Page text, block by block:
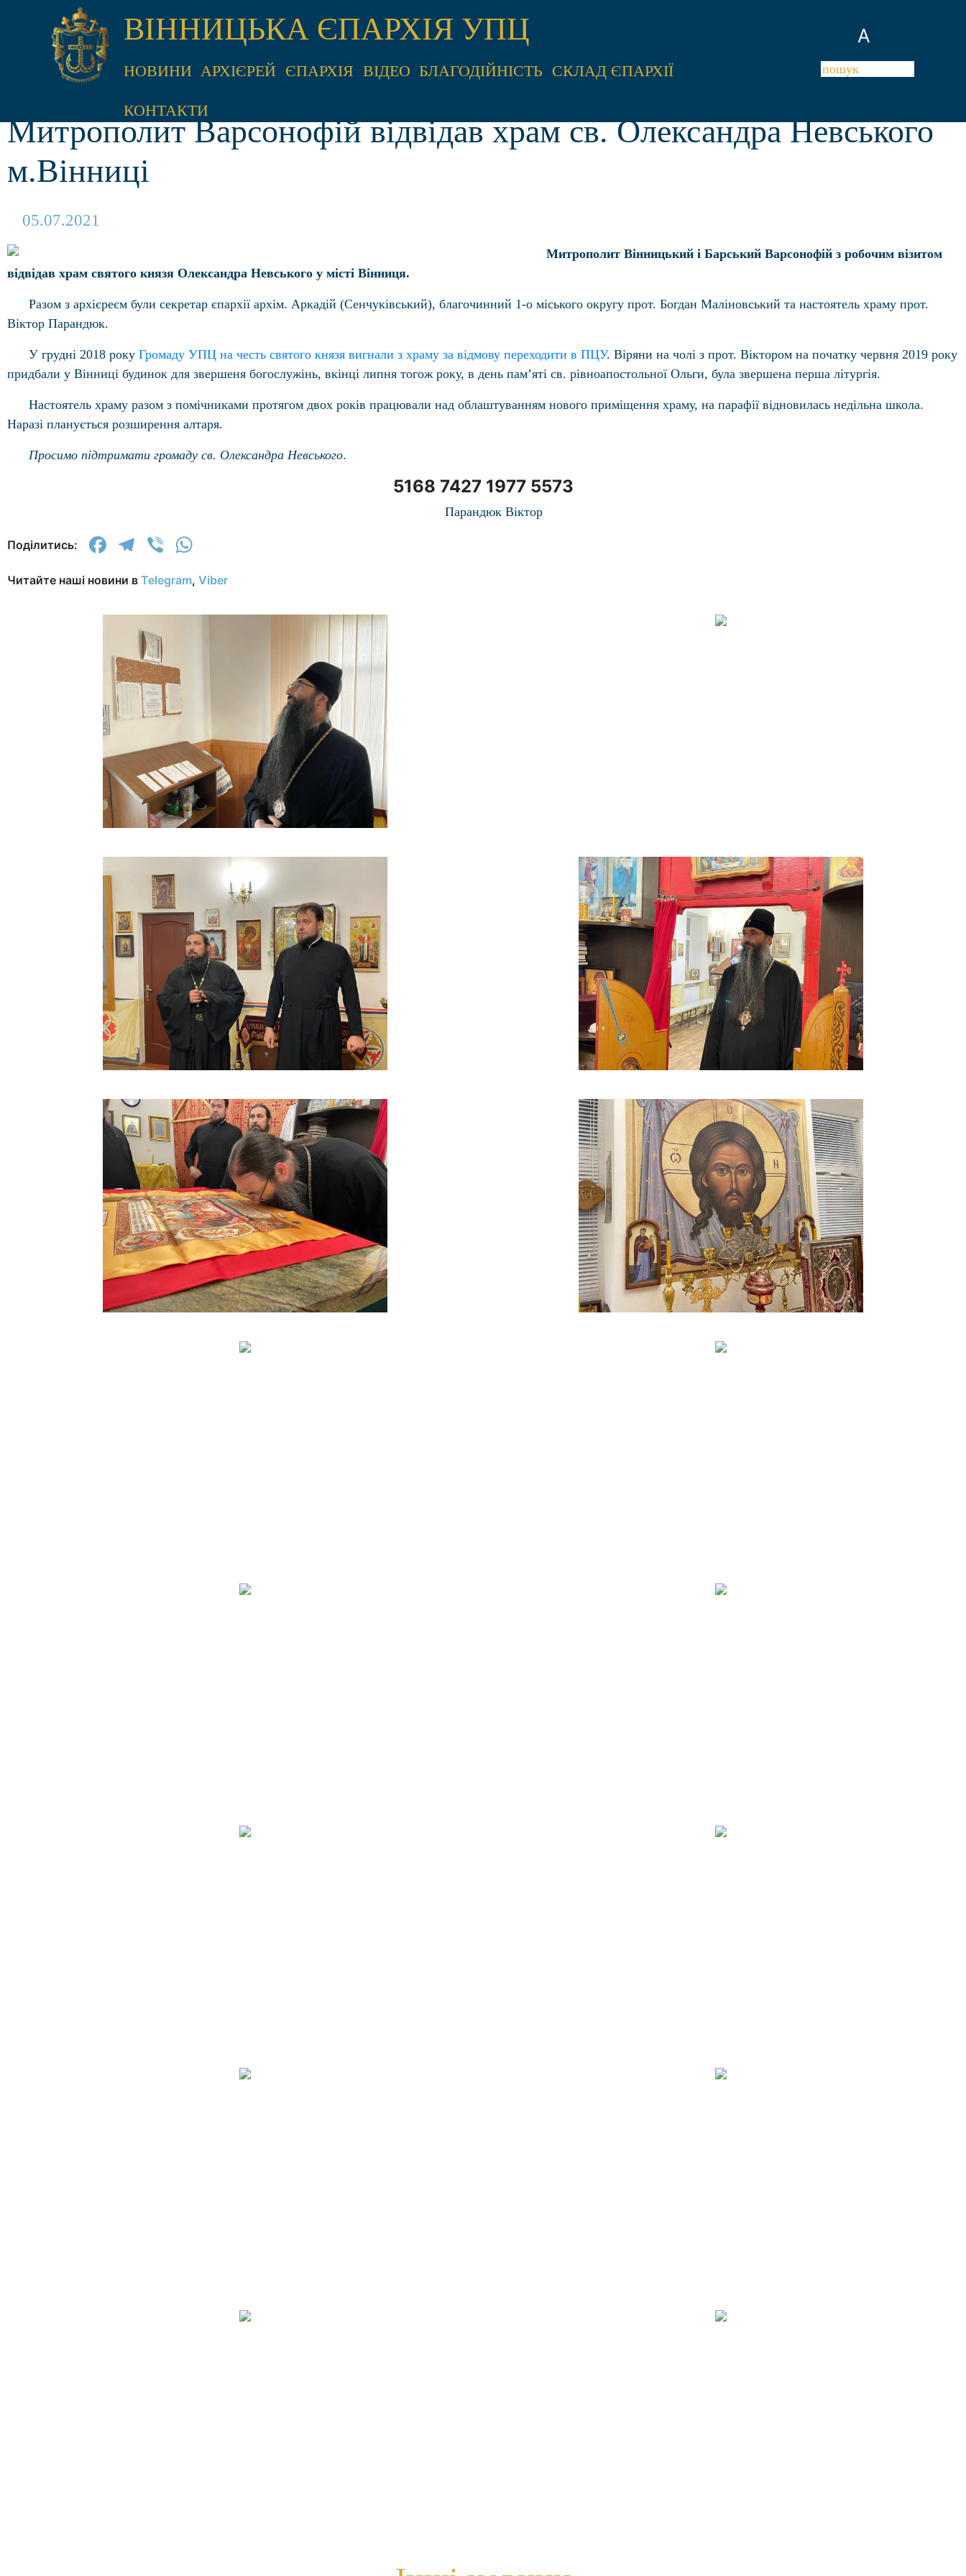
A
ВІННИЦЬКА ЄПАРХІЯ УПЦ
НОВИНИ АРХІЄРЕЙ ЄПАРХІЯ ВІДЕО БЛАГОДІЙНІСТЬ СКЛАД ЄПАРХІЇ
КОНТАКТИ
Митрополит Варсонофій відвідав храм св. Олександра Невського
м.Вінниці
05.07.2021
Митрополит Вінницький і Барський Варсонофій з робочим візитом
відвідав храм святого князя Олександра Невського у місті Вінниця.
Разом з архієреєм були секретар єпархії архім. Аркадій (Сенчуківський), благочинний 1-о міського округу прот. Богдан Маліновський та настоятель храму прот.
Віктор Парандюк.
У грудні 2018 року Громаду УПЦ на честь святого князя вигнали з храму за відмову переходити в ПЦУ. Віряни на чолі з прот. Віктором на початку червня 2019 року
придбали у Вінниці будинок для звершеня богослужінь, вкінці липня тогож року, в день пам’яті св. рівноапостольної Ольги, була звершена перша літургія.
Настоятель храму разом з помічниками протягом двох років працювали над облаштуванням нового приміщення храму, на парафії відновилась недільна школа.
Наразі планується розширення алтаря.
Просимо підтримати громаду св. Олександра Невського.
5168 7427 1977 5573
Парандюк Віктор
Поділитись: Facebook
Telegram
Viber
Читайте наші новини в Telegram, Viber